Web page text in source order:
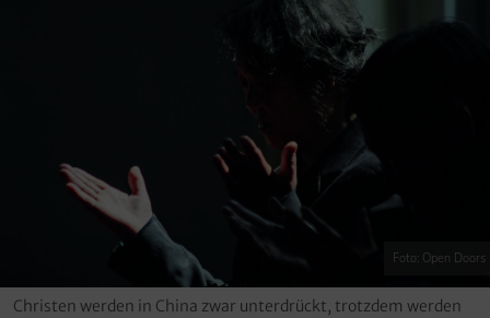
Foto: Open Doors
Christen werden in China zwar unterdrückt, trotzdem werden